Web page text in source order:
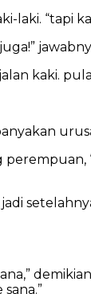
“tapi
kaki.